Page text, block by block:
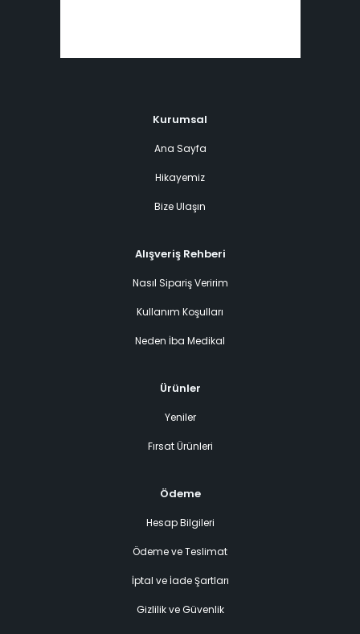
Kurumsal
Ana Sayfa
Hikayemiz
Bize Ulaşın
Alışveriş Rehberi
Nasıl Sipariş Veririm
Kullanım Koşulları
Neden İba Medikal
Ürünler
Yeniler
Fırsat Ürünleri
Ödeme
Hesap Bilgileri
Ödeme ve Teslimat
İptal ve İade Şartları
Gizlilik ve Güvenlik